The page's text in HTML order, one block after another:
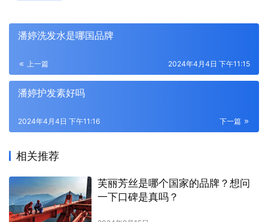
潘婷洗发水是哪国品牌
上一篇 2024年4月4日 下午11:15
潘婷护发素好吗
下一篇
2024年4月4日 下午11:16
相关推荐
芙丽芳丝是哪个国家的品牌？想问
一下口碑是真吗？